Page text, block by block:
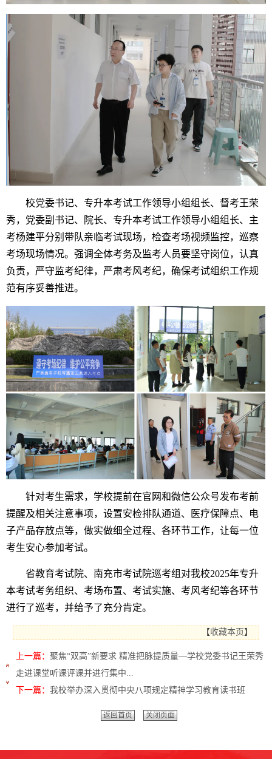
校党委书记、专升本考试工作领导小组组长、督考王荣
秀，党委副书记、院长、专升本考试工作领导小组组长、主
考杨建平分别带队亲临考试现场，检查考场视频监控，巡察
考场现场情况。强调全体考务及监考人员要坚守岗位，认真
负责，严守监考纪律，严肃考风考纪，确保考试组织工作规
范有序妥善推进。
针对考生需求，学校提前在官网和微信公众号发布考前
提醒及相关注意事项，设置安检排队通道、医疗保障点、电
子产品存放点等，做实做细全过程、各环节工作，让每一位
考生安心参加考试。
省教育考试院、南充市考试院巡考组对我校2025年专升
本考试考务组织、考场布置、考试实施、考风考纪等各环节
进行了巡考，并给予了充分肯定。
【收藏本页 】
上一篇： 聚焦“双高”新要求 精准把脉提质量—学校党委书记王荣秀
走进课堂听课评课并进行集中...
下一篇： 我校举办深入贯彻中央八项规定精神学习教育读书班
返回首页 关闭页面